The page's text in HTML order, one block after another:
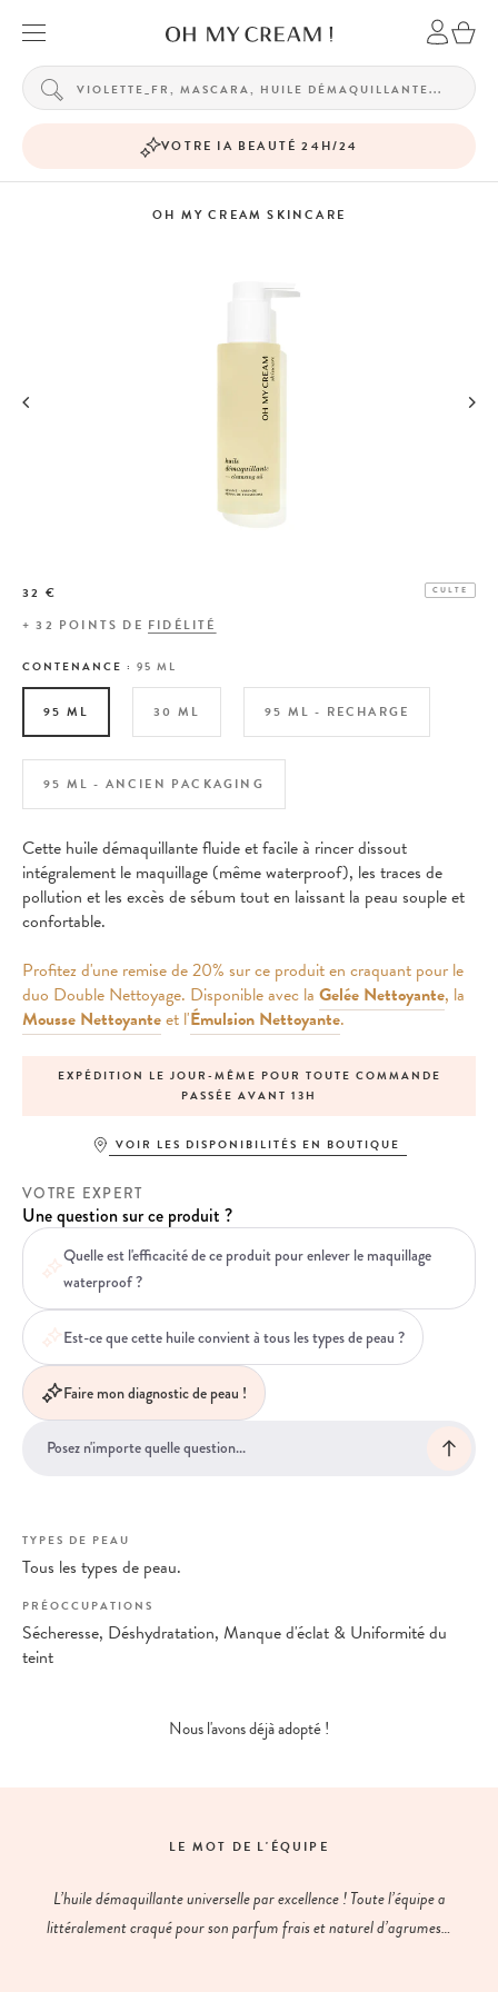
VOTRE IA BEAUTÉ 24H/24
OH MY CREAM SKINCARE
32 € CULTE
+32 POINTS DE FIDÉLITÉ
CONTENANCE : 95 ML
95 ML 30 ML 95 ML - RECHARGE
95 ML - ANCIEN PACKAGING
Cette huile démaquillante fluide et facile à rincer dissout
intégralement le maquillage (même waterproof), les traces de
pollution et les excès de sébum tout en laissant la peau souple et
confortable.
Profitez d'une remise de 20% sur ce produit en craquant pour le
duo Double Nettoyage. Disponible avec la Gelée Nettoyante, la
Mousse Nettoyanteet l'Émulsion Nettoyante.
EXPÉDITION LE JOUR-MÊME POUR TOUTE COMMANDE
PASSÉE AVANT 13H
VOIR LES DISPONIBILITÉS EN BOUTIQUE
VOTRE EXPERT
Une question sur ce produit ?
Quelle est l'efficacité de ce produit pour enlever le maquillage
waterproof ?
Est-ce que cette huile convient à tous les types de peau ?
Faire mon diagnostic de peau !
TYPES DE PEAU
Tous les types de peau.
PRÉOCCUPATIONS
Sécheresse, Déshydratation, Manque d'éclat & Uniformité du
teint
Nous l'avons déjà adopté !
LE MOT DE L'ÉQUIPE
L’huile démaquillante universelle par excellence ! Toute l’équipe a
littéralement craqué pour son parfum frais et naturel d’agrumes…